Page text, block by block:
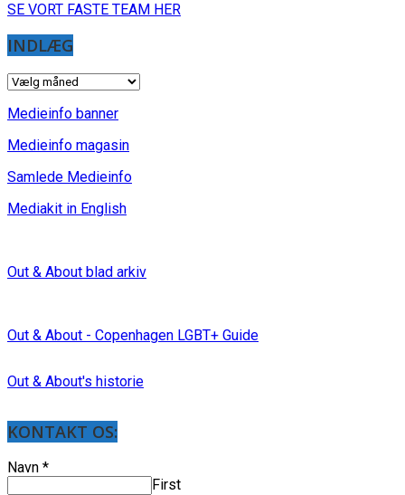
SE VORT FASTE TEAM HER
INDLÆG
INDLÆG
Medieinfo banner
Medieinfo magasin
Samlede Medieinfo
Mediakit in English
Out & About blad arkiv
Out & About - Copenhagen LGBT+ Guide
Out & About's historie
KONTAKT OS:
Navn *
First